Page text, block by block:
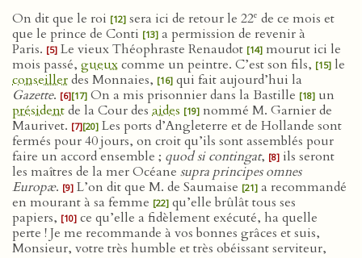
On dit que le roi [12] sera ici de retour le 22e de ce mois et
que le prince de Conti [13] a permission de revenir à
Paris. [5] Le vieux Théophraste Renaudot [14] mourut ici le
mois passé, gueuxcomme un peintre. C’est son fils, [15] le
conseillerdes Monnaies, [16] qui fait aujourd’hui la
Gazette. [6][17] On a mis prisonnier dans la Bastille [18] un
présidentde la Cour des aides [19] nommé M. Garnier de
Maurivet. [7][20] Les ports d’Angleterre et de Hollande sont
fermés pour 40 jours, on croit qu’ils sont assemblés pour
faire un accord ensemble ; quod si contingat, [8] ils seront
les maîtres de la mer Océane supra principes omnes
Europæ. [9] L’on dit que M. de Saumaise [21] a recommandé
en mourant à sa femme [22] qu’elle brûlât tous ses
papiers, [10] ce qu’elle a fidèlement exécuté, ha quelle
perte ! Je me recommande à vos bonnes grâces et suis,
Monsieur, votre très humble et très obéissant serviteur,